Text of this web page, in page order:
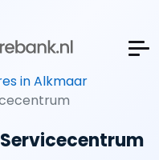
in Alkmaar